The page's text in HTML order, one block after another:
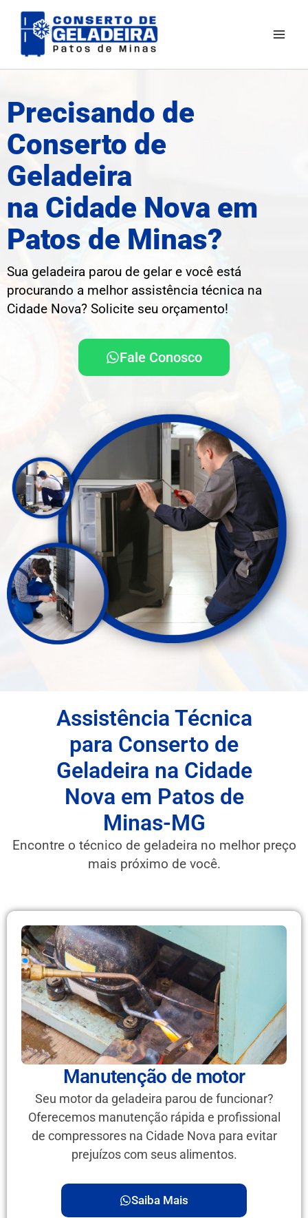
para
Precisando de
Conserto de
Geladeira
na Cidade Nova em
Patos de Minas?
Sua geladeira parou de gelar e você está
procurando a melhor assistência técnica na
Cidade Nova? Solicite seu orçamento!
Fale Conosco
Assistência Técnica
para Conserto de
Geladeira na Cidade
Nova em Patos de
Minas-MG
Encontre o técnico de geladeira no melhor preço
mais próximo de você.
Manutenção de motor
Seu motor da geladeira parou de funcionar?
Oferecemos manutenção rápida e profissional
de compressores na Cidade Nova para evitar
prejuízos com seus alimentos.
Saiba Mais